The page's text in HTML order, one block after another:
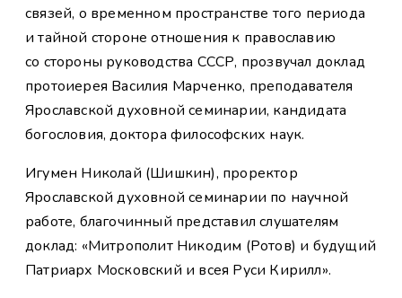
связей, о временном пространстве того периода
и тайной стороне отношения к православию
со стороны руководства СССР, прозвучал доклад
протоиерея Василия Марченко, преподавателя
Ярославской духовной семинарии, кандидата
богословия, доктора философских наук.
Игумен Николай (Шишкин), проректор
Ярославской духовной семинарии по научной
работе, благочинный представил слушателям
доклад: «Митрополит Никодим (Ротов) и будущий
Патриарх Московский и всея Руси Кирилл».